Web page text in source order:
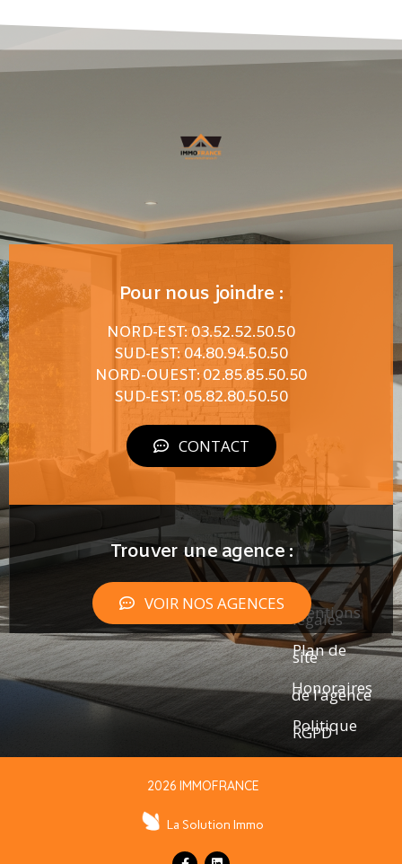
Pour nous joindre :
NORD-EST: 03.52.52.50.50
SUD-EST: 04.80.94.50.50
NORD-OUEST: 02.85.85.50.50
SUD-EST: 05.82.80.50.50
CONTACT
Trouver une agence :
VOIR NOS AGENCES Mentions
légales
Plan de
site
Honoraires
de l’agence
Politique
RGPD
2026 IMMOFRANCE
La Solution Immo